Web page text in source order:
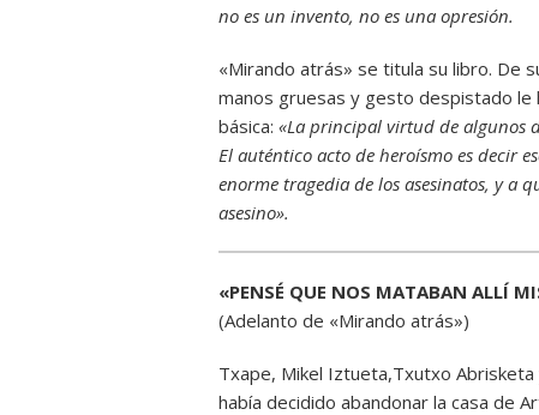
no es un invento, no es una opresión.
«Mirando atrás» se titula su libro. De
manos gruesas y gesto despistado le
básica: «La principal virtud de algunos
El auténtico acto de heroísmo es decir
enorme tragedia de los asesinatos, y a
asesino».
«PENSÉ QUE NOS MATABAN ALLÍ
(Adelanto de «Mirando atrás»)
Txape, Mikel Iztueta,Txutxo
había decidido abandonar la casa de